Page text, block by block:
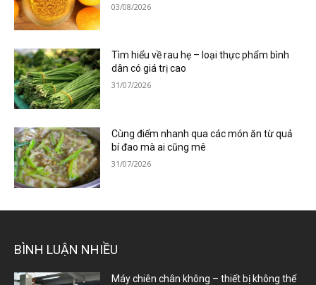
03/08/2026
Tìm hiểu về rau hẹ – loại thực phẩm bình
dân có giá trị cao
31/07/2026
Cùng điểm nhanh qua các món ăn từ quả
bí đao mà ai cũng mê
31/07/2026
BÌNH LUẬN NHIỀU
Máy chiên chân không – thiết bị không thể